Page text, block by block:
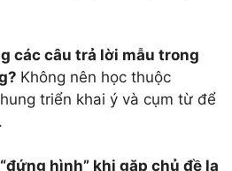
các câu trả lời mẫu trong
Không nên học thuộc
triển khai ý và cụm từ để
hình” khi gặp chủ đề lạ